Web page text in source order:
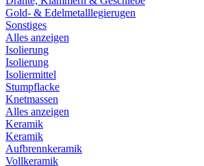
Gold- & Edelmetalllegierugen
Sonstiges
Alles anzeigen
Isolierung
Isolierung
Isoliermittel
Stumpflacke
Knetmassen
Alles anzeigen
Keramik
Keramik
Aufbrennkeramik
Vollkeramik